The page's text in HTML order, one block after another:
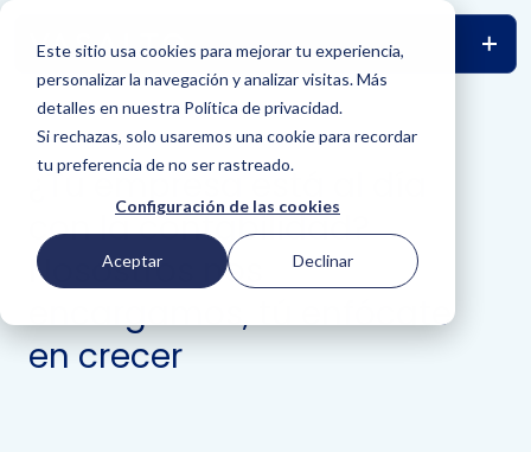
Este sitio usa cookies para mejorar tu experiencia,
personalizar la navegación y analizar visitas. Más
detalles en nuestra Política de privacidad.
Si rechazas, solo usaremos una cookie para recordar
tu preferencia de no ser rastreado.
Configuración de las cookies
Aceptar Declinar
¿Tu empresa está al día
con la contabilidad?
Nosostros nos
encargamos, tú enfócate
en crecer